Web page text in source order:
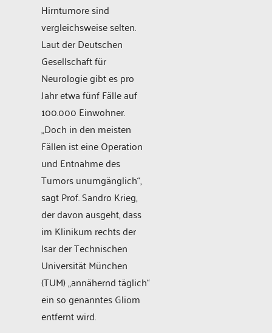
Hirntumore sind
vergleichsweise selten.
Laut der Deutschen
Gesellschaft für
Neurologie gibt es pro
Jahr etwa fünf Fälle auf
100.000 Einwohner.
„Doch in den meisten
Fällen ist eine Operation
und Entnahme des
Tumors unumgänglich“,
sagt Prof. Sandro Krieg,
der davon ausgeht, dass
im Klinikum rechts der
Isar der Technischen
Universität München
(TUM) „annähernd täglich“
ein so genanntes Gliom
entfernt wird.